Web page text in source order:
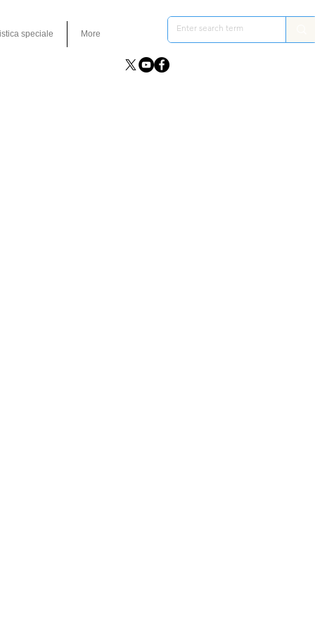
speciale More